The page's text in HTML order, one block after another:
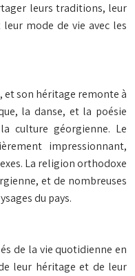
leurs traditions, leur
mode de vie avec les
et son héritage remonte à
la danse, et la poésie
culture géorgienne. Le
impressionnant,
La religion orthodoxe
et de nombreuses
du pays.
de la vie quotidienne en
leur héritage et de leur